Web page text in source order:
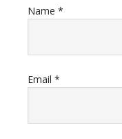
Name *
Email *